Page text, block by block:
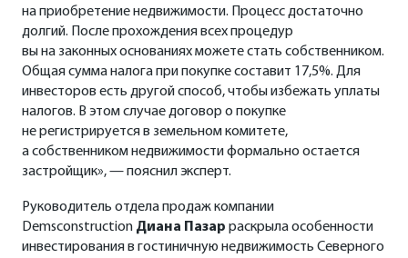
на приобретение недвижимости. Процесс достаточно
долгий. После прохождения всех процедур
вы на законных основаниях можете стать собственником.
Общая сумма налога при покупке составит 17,5%. Для
инвесторов есть другой способ, чтобы избежать уплаты
налогов. В этом случае договор о покупке
не регистрируется в земельном комитете,
а собственником недвижимости формально остается
застройщик», — пояснил эксперт.
Руководитель отдела продаж компании
Demsconstruction Диана Пазар раскрыла особенности
инвестирования в гостиничную недвижимость Северного